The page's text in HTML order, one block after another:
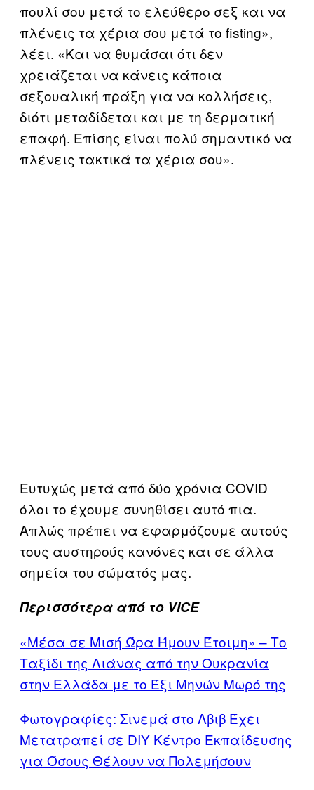
πουλί σου μετά το ελεύθερο σεξ και να
πλένεις τα χέρια σου μετά το fisting»,
λέει. «Και να θυμάσαι ότι δεν
χρειάζεται να κάνεις κάποια
σεξουαλική πράξη για να κολλήσεις,
διότι μεταδίδεται και με τη δερματική
επαφή. Επίσης είναι πολύ σημαντικό να
πλένεις τακτικά τα χέρια σου».
Ευτυχώς μετά από δύο χρόνια COVID
όλοι το έχουμε συνηθίσει αυτό πια.
Απλώς πρέπει να εφαρμόζουμε αυτούς
τους αυστηρούς κανόνες και σε άλλα
σημεία του σώματός μας.
Περισσότερα από το VICE
«Μέσα σε Μισή Ώρα Ήμουν Έτοιμη» – Το
Ταξίδι της Λιάνας από την Ουκρανία
στην Ελλάδα με το Έξι Μηνών Μωρό της
Φωτογραφίες: Σινεμά στο Λβιβ Έχει
Μετατραπεί σε DIY Κέντρο Εκπαίδευσης
για Όσους Θέλουν να Πολεμήσουν